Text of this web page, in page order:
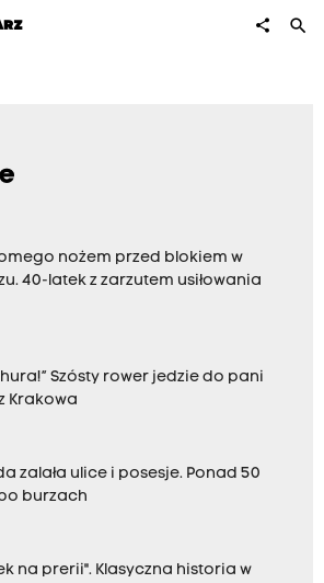
share search
nożem przed blokiem w
40-latek z zarzutem usiłowania
hura!” Szósty rower jedzie do pani
Krakowa
zalała ulice i posesje. Ponad 50
burzach
na prerii". Klasyczna historia w